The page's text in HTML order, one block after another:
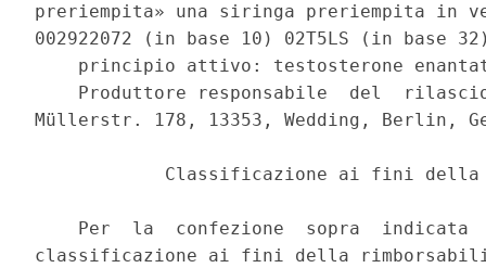
preriempita» una siringa preriempita
002922072 (in base 10) 02T5LS (in base
principio attivo: testosterone
Produttore responsabile  del
Müllerstr. 178, 13353, Wedding, Berlin,
Classificazione ai fini
Per  la  confezione  sopra  indicata
classificazione ai fini della